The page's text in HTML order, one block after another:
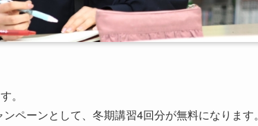
。
ペーンとして、冬期講習4回分が無料になります。